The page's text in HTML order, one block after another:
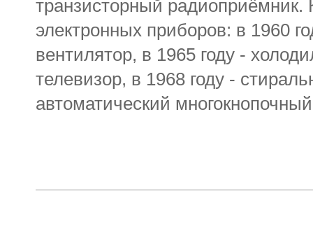
транзисторный
электронных приборов: в 1960
вентилятор, в 1965 году -
телевизор, в 1968 году -
автоматический